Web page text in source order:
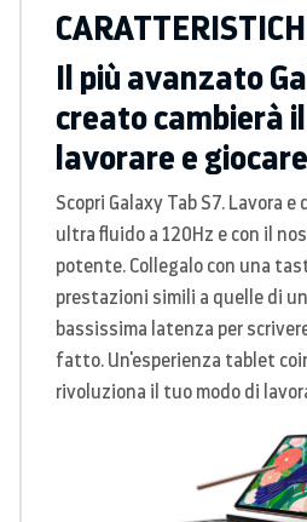
Il più avanzato
creato cambierà
lavorare e giocare
Scopri Galaxy Tab S7. Lavora
ultra fluido a 120Hz e con il
potente. Collegalo con una
prestazioni simili a quelle di un
bassissima latenza per
fatto. Un'esperienza tablet
rivoluziona il tuo modo di